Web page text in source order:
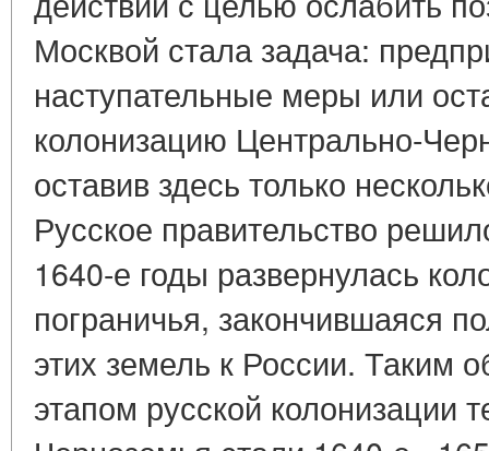
Москвой стала задача:
наступательные меры или
колонизацию Центрально-
оставив здесь только
Русское правительство
1640-е годы развернулась
пограничья, закончившаяся
этих земель к России. Таким
этапом русской колонизации